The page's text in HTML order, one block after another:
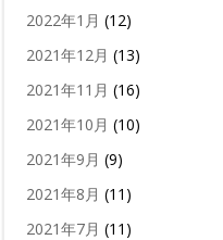
2022年1月 (12)
2021年12月 (13)
2021年11月 (16)
2021年10月 (10)
2021年9月 (9)
2021年8月 (11)
2021年7月 (11)